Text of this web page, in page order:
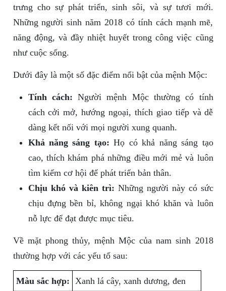
trưng cho sự phát triển, sinh sôi, và sự tươi mới.
Những người sinh năm 2018 có tính cách mạnh mẽ,
năng động, và đầy nhiệt huyết trong công việc cũng
như cuộc sống.
Dưới đây là một số đặc điểm nổi bật của mệnh Mộc:
Tính cách: Người mệnh Mộc thường có tính
cách cởi mở, hướng ngoại, thích giao tiếp và dễ
dàng kết nối với mọi người xung quanh.
Khả năng sáng tạo: Họ có khả năng sáng tạo
cao, thích khám phá những điều mới mẻ và luôn
tìm kiếm cơ hội để phát triển bản thân.
Chịu khó và kiên trì: Những người này có sức
chịu đựng bền bỉ, không ngại khó khăn và luôn
nỗ lực để đạt được mục tiêu.
Về mặt phong thủy, mệnh Mộc của nam sinh 2018
thường hợp với các yếu tố sau:
Màu sắc hợp: Xanh lá cây, xanh dương, đen